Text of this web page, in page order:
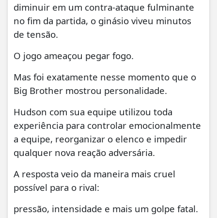
diminuir em um contra-ataque fulminante
no fim da partida, o ginásio viveu minutos
de tensão.
O jogo ameaçou pegar fogo.
Mas foi exatamente nesse momento que o
Big Brother mostrou personalidade.
Hudson com sua equipe utilizou toda
experiência para controlar emocionalmente
a equipe, reorganizar o elenco e impedir
qualquer nova reação adversária.
A resposta veio da maneira mais cruel
possível para o rival:
pressão, intensidade e mais um golpe fatal.